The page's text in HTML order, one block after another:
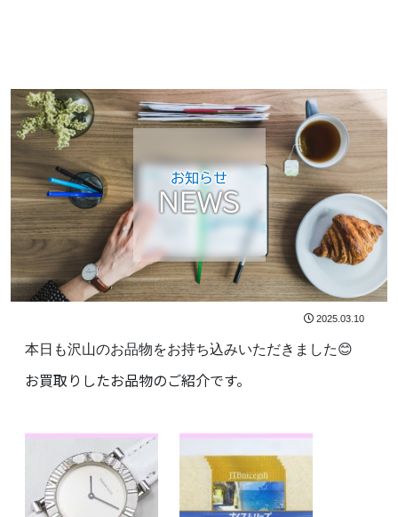
お知らせ
NEWS
2025.03.10
本日も沢山のお品物をお持ち込みいただきました😊
お買取りしたお品物のご紹介です。